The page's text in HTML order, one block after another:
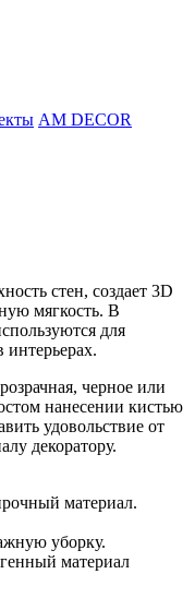
AM DECOR
стен, создает 3D
мягкость. В
для
интерьерах.
черное или
нанесении кистью
удовольствие от
декоратору.
материал.
уборку.
материал